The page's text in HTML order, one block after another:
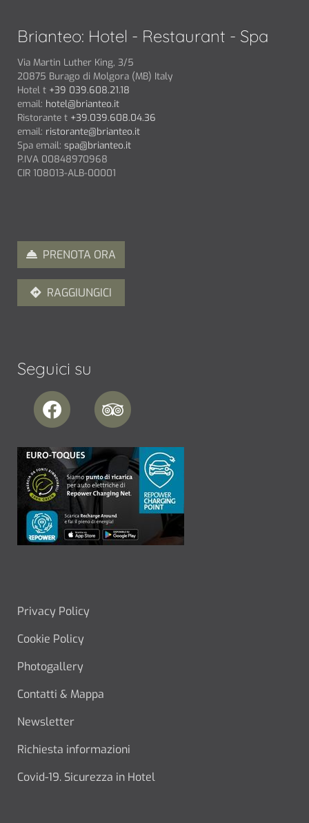
Brianteo: Hotel - Restaurant - Spa
Via Martin Luther King, 3/5
20875 Burago di Molgora (MB) Italy
Hotel t +39 039.608.21.18
email: hotel@brianteo.it
Ristorante t +39.039.608.04.36
email: ristorante@brianteo.it
Spa email: spa@brianteo.it
P.IVA 00848970968
CIR 108013-ALB-00001
PRENOTA ORA
RAGGIUNGICI
Seguici su
FOOTER MENU
Privacy Policy
Cookie Policy
Photogallery
Contatti & Mappa
Newsletter
Richiesta informazioni
Covid-19. Sicurezza in Hotel